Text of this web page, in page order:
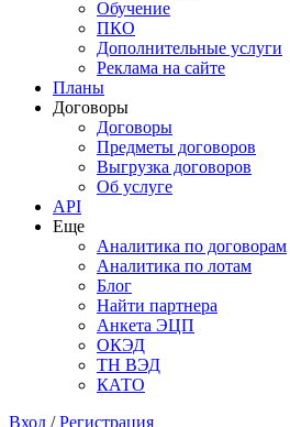
Обучение
ПКО
Дополнительные услуги
Реклама на сайте
Планы
Договоры
Договоры
Предметы договоров
Выгрузка договоров
Об услуге
API
Еще
Аналитика по договорам
Аналитика по лотам
Блог
Найти партнера
Анкета ЭЦП
ОКЭД
ТН ВЭД
КАТО
Вход /Регистрация